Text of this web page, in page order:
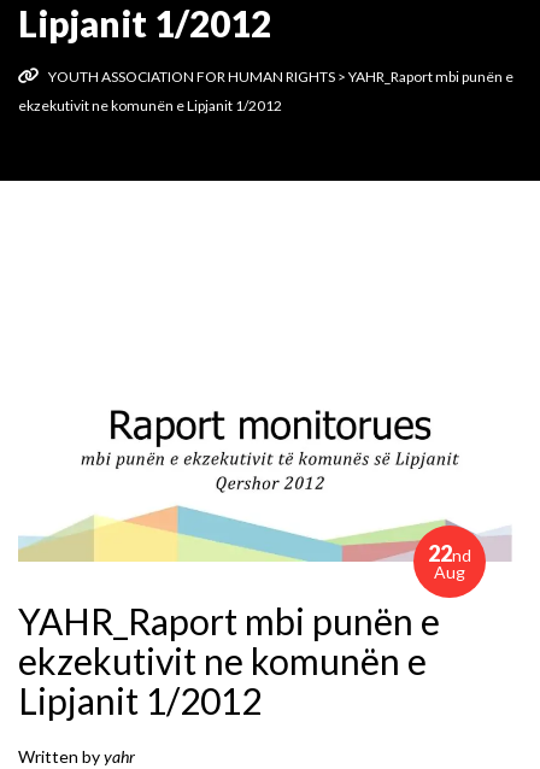
Lipjanit 1/2012
YOUTH ASSOCIATION FOR HUMAN RIGHTS > YAHR_Raport mbi punën e
ekzekutivit ne komunën e Lipjanit 1/2012
22nd
Aug
YAHR_Raport mbi punën e
ekzekutivit ne komunën e
Lipjanit 1/2012
Written byyahr